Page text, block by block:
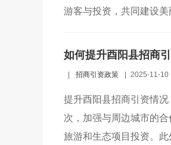
游客与投资，共同建设美
如何提升酉阳县招商
招商引资政策 2025-11-10
提升酉阳县招商引资情
次，加强与周边城市的
旅游和生态项目投资。